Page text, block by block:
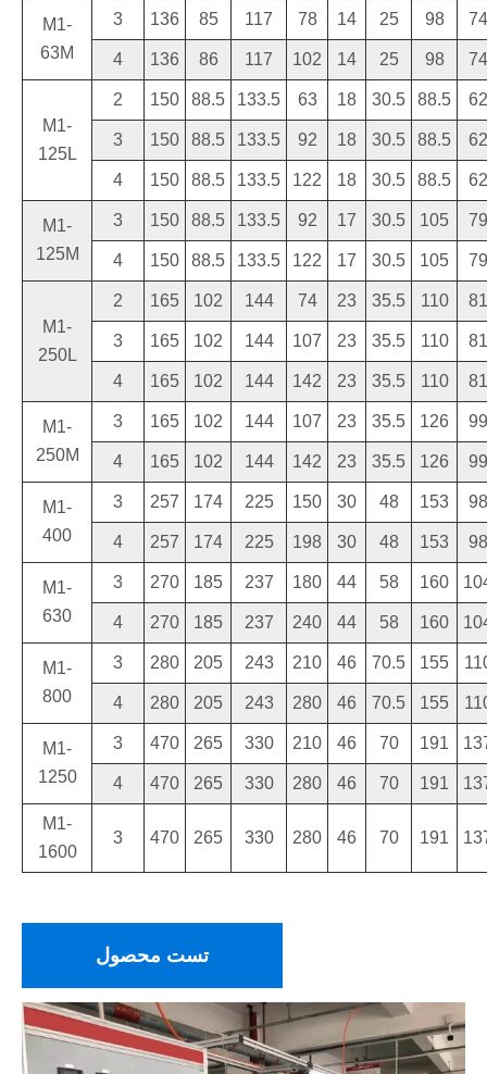
M1-
63M
3 136 85 117 78 14 25 98 74
4 136 86 117 102 14 25 98 74
M1-
125L
2 150 88.5 133.5 63 18 30.5 88.5 62
3 150 88.5 133.5 92 18 30.5 88.5 62
4 150 88.5 133.5 122 18 30.5 88.5 62
M1-
125M
3 150 88.5 133.5 92 17 30.5 105 79
4 150 88.5 133.5 122 17 30.5 105 79
M1-
250L
2 165 102 144 74 23 35.5 110 81
3 165 102 144 107 23 35.5 110 81
4 165 102 144 142 23 35.5 110 81
M1-
250M
3 165 102 144 107 23 35.5 126 99
4 165 102 144 142 23 35.5 126 99
M1-
400
3 257 174 225 150 30 48 153 98
4 257 174 225 198 30 48 153 98
M1-
630
3 270 185 237 180 44 58 160
4 270 185 237 240 44 58 160
M1-
800
3 280 205 243 210 46 70.5 155
4 280 205 243 280 46 70.5 155
M1-
1250
3 470 265 330 210 46 70 191
4 470 265 330 280 46 70 191
M1-
1600
3 470 265 330 280 46 70 191
تست محصول